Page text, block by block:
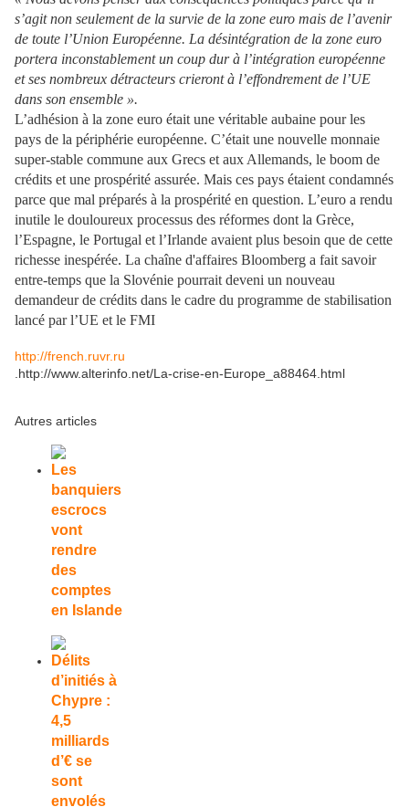
s’agit non seulement de la survie de la zone euro mais de l’avenir
de toute l’Union Européenne. La désintégration de la zone euro
portera inconstablement un coup dur à l’intégration européenne
et ses nombreux détracteurs crieront à l’effondrement de l’UE
dans son ensemble ».
L’adhésion à la zone euro était une véritable aubaine pour les
pays de la périphérie européenne. C’était une nouvelle monnaie
super-stable commune aux Grecs et aux Allemands, le boom de
crédits et une prospérité assurée. Mais ces pays étaient condamnés
parce que mal préparés à la prospérité en question. L’euro a rendu
inutile le douloureux processus des réformes dont la Grèce,
l’Espagne, le Portugal et l’Irlande avaient plus besoin que de cette
richesse inespérée. La chaîne d'affaires Bloomberg a fait savoir
entre-temps que la Slovénie pourrait deveni un nouveau
demandeur de crédits dans le cadre du programme de stabilisation
lancé par l’UE et le FMI
http://french.ruvr.ru
.http://www.alterinfo.net/La-crise-en-Europe_a88464.html
Autres articles
Les
banquiers
escrocs
vont
rendre
des
comptes
en Islande
Délits
d’initiés à
Chypre :
4,5
milliards
d’€ se
sont
envolés